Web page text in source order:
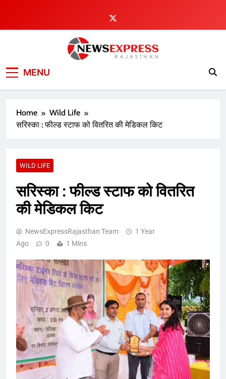
content
MENU
Home
Wild Life
सरिस्का : फील्ड स्टाफ को वितरित की मेडिकल किट
WILD LIFE
सरिस्का : फील्ड स्टाफ को वितरित
की मेडिकल किट
NewsExpressRajasthan Team
1 Year
Ago
0 1 Mins